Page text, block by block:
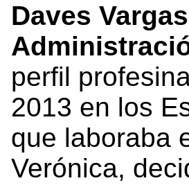
Daves
perfil
2013 en los
que laboraba
Verónica,